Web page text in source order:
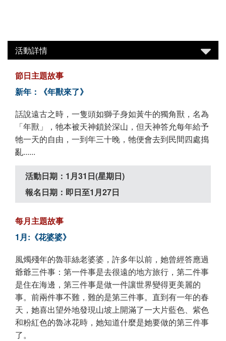
活動詳情
節日主題故事
新年：《年獸來了》
話說遠古之時，一隻頭如獅子身如黃牛的獨角獸，名為
「年獸」，牠本被天神鎖於深山，但天神答允每年給予
牠一天的自由，一到年三十晚，牠便會去到民間四處搗
亂......
活動日期：1月31日(星期日)
報名日期：即日至1月27日
每月主題故事
1月:《花婆婆》
風燭殘年的魯菲絲老婆婆，許多年以前，她曾經答應過
爺爺三件事：第一件事是去很遠的地方旅行，第二件事
是住在海邊，第三件事是做一件讓世界變得更美麗的
事。前兩件事不難，難的是第三件事。直到有一年的春
天，她喜出望外地發現山坡上開滿了一大片藍色、紫色
和粉紅色的魯冰花時，她知道什麼是她要做的第三件事
了。